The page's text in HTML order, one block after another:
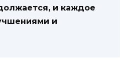
и каждое
и